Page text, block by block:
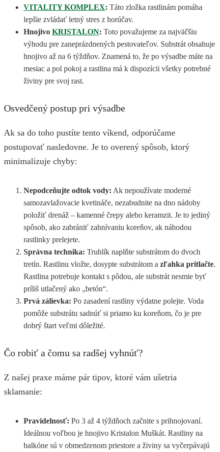
VITALITY KOMPLEX: Táto zložka rastlinám pomáha
lepšie zvládať letný stres z horúčav.
Hnojivo KRISTALON: Toto považujeme za najväčšiu
výhodu pre zaneprázdnených pestovateľov. Substrát obsahuje
hnojivo až na 6 týždňov. Znamená to, že po výsadbe máte na
mesiac a pol pokoj a rastlina má k dispozícii všetky potrebné
živiny pre svoj rast.
Osvedčený postup pri výsadbe
Ak sa do toho pustíte tento víkend, odporúčame
postupovať nasledovne. Je to overený spôsob, ktorý
minimalizuje chyby:
Nepodceňujte odtok vody: Ak nepoužívate moderné
samozavlažovacie kvetináče, nezabudnite na dno nádoby
položiť drenáž – kamenné črepy alebo keramzit. Je to jediný
spôsob, ako zabrániť zahnívaniu koreňov, ak náhodou
rastlinky prelejete.
Správna technika: Truhlík naplňte substrátom do dvoch
tretín. Rastlinu vložte, dosypte substrátom a zľahka pritlačte.
Rastlina potrebuje kontakt s pôdou, ale substrát nesmie byť
príliš utlačený ako „betón“.
Prvá zálievka: Po zasadení rastliny výdatne polejte. Voda
pomôže substrátu sadnúť si priamo ku koreňom, čo je pre
dobrý štart veľmi dôležité.
Čo robiť a čomu sa radšej vyhnúť?
Z našej praxe máme pár tipov, ktoré vám ušetria
sklamanie:
Pravidelnosť: Po 3 až 4 týždňoch začnite s prihnojovaní.
Ideálnou voľbou je hnojivo Kristalon Muškát. Rastliny na
balkóne sú v obmedzenom priestore a živiny sa vyčerpávajú